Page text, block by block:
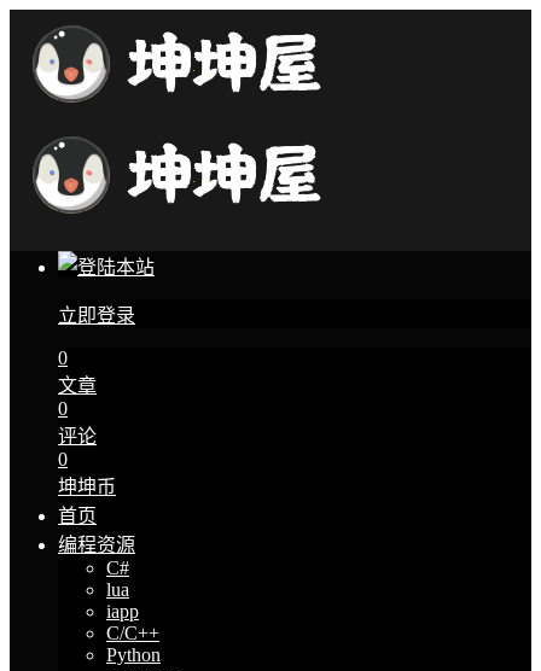
立即登录
0
文章
0
评论
0
坤坤币
首页
编程资源
C#
lua
iapp
C/C++
Python